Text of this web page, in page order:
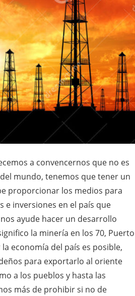
a convencernos que no es
mundo, tenemos que tener un
proporcionar los medios para
e inversiones en el país que
ayude hacer un desarrollo
la minería en los 70, Puerto
economía del país es posible,
para exportarlo al oriente
a los pueblos y hasta las
más de prohibir si no de